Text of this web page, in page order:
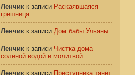
Ленчик к записи Раскаявшаяся
грешница
Ленчик к записи Дом бабы Ульяны
Ленчик к записи Чистка дома
соленой водой и молитвой
Ленчик к записи Преступника тянет